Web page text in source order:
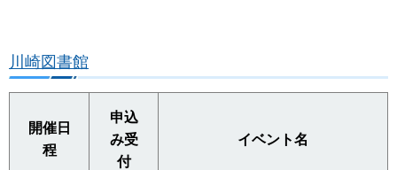
川崎図書館
開催日
程
申込
み受
付
イベント名